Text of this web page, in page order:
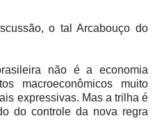
o tal Arcabouço do
não é a economia
macroeconômicos muito
expressivas. Mas a trilha é
do controle da nova regra